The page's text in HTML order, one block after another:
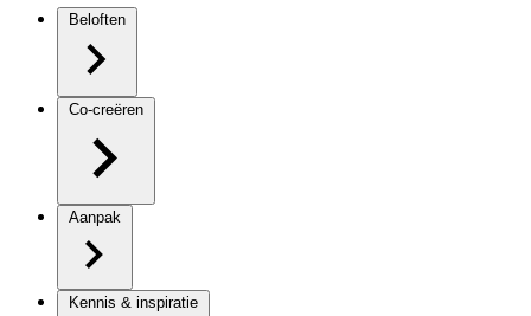
Beloften
Co-creëren
Aanpak
Kennis & inspiratie